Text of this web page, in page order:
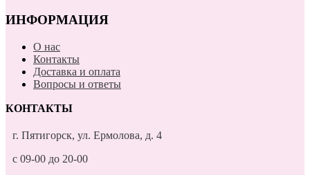
ИНФОРМАЦИЯ
О нас
Контакты
Доставка и оплата
Вопросы и ответы
КОНТАКТЫ
г. Пятигорск, ул. Ермолова, д. 4
с 09-00 до 20-00